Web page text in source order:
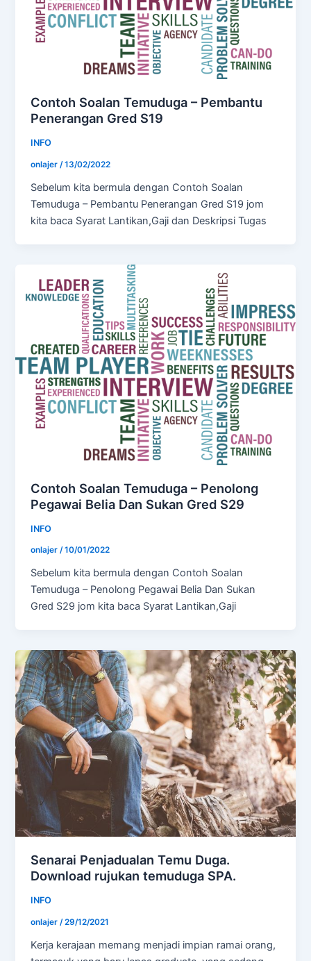
Contoh Soalan Temuduga – Pembantu
Penerangan Gred S19
INFO
onlajer/13/02/2022
Sebelum kita bermula dengan Contoh Soalan
Temuduga – Pembantu Penerangan Gred S19 jom
kita baca Syarat Lantikan,Gaji dan Deskripsi Tugas
Contoh Soalan Temuduga – Penolong
Pegawai Belia Dan Sukan Gred S29
INFO
onlajer/10/01/2022
Sebelum kita bermula dengan Contoh Soalan
Temuduga – Penolong Pegawai Belia Dan Sukan
Gred S29 jom kita baca Syarat Lantikan,Gaji
Senarai Penjadualan Temu Duga.
Download rujukan temuduga SPA.
INFO
onlajer /29/12/2021
Kerja kerajaan memang menjadi impian ramai orang,